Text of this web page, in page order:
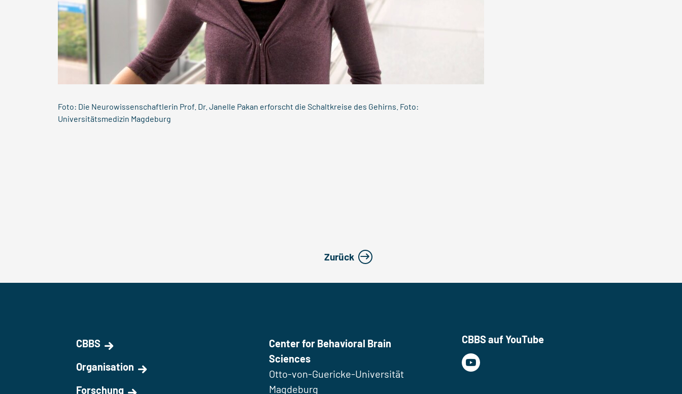
Foto: Die Neurowissenschaftlerin Prof. Dr. Janelle Pakan erforscht die Schaltkreise des Gehirns. Foto:
Universitätsmedizin Magdeburg
Zurück
CBBS
Organisation
Forschung
CBBS auf YouTube
Center for Behavioral Brain
Sciences
Otto-von-Guericke-Universität
Magdeburg